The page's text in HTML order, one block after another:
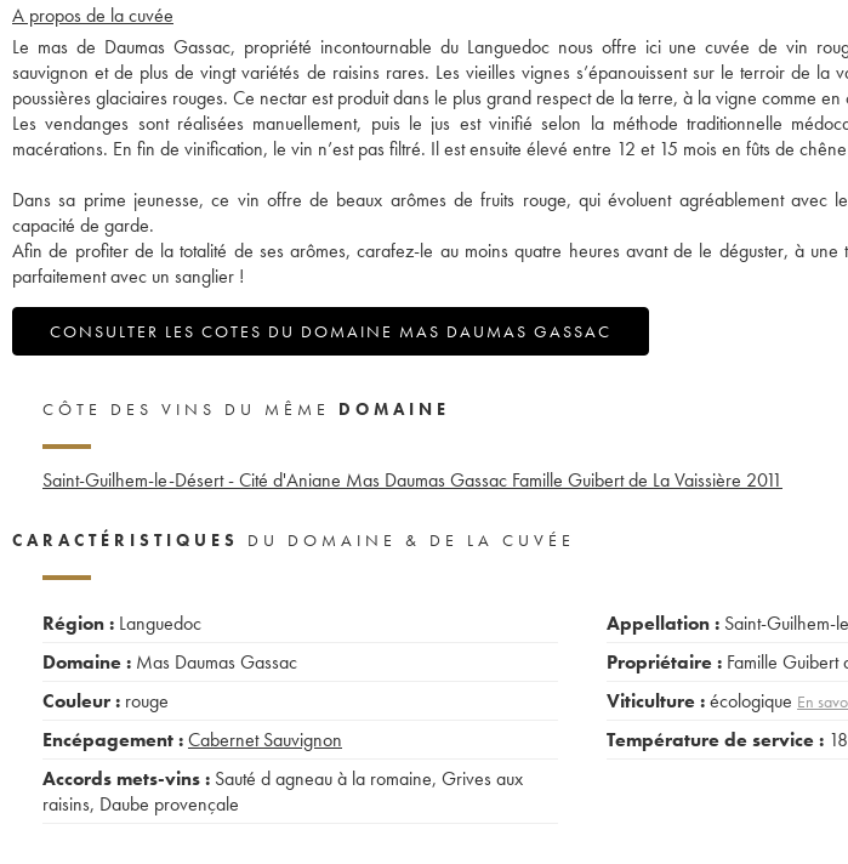
A propos de la cuvée
Le mas de Daumas Gassac, propriété incontournable du Languedoc nous offre ici une cuvée de vin
sauvignon et de plus de vingt variétés de raisins rares. Les vieilles vignes s’épanouissent sur le terroir de la
poussières glaciaires rouges. Ce nectar est produit dans le plus grand respect de la terre, à la vigne comme en
Les vendanges sont réalisées manuellement, puis le jus est vinifié selon la méthode traditionnelle
macérations. En fin de vinification, le vin n’est pas filtré. Il est ensuite élevé entre 12 et 15 mois en fûts de
Dans sa prime jeunesse, ce vin offre de beaux arômes de fruits rouge, qui évoluent agréablement avec
capacité de garde.
Afin de profiter de la totalité de ses arômes, carafez-le au moins quatre heures avant de le déguster, à
parfaitement avec un sanglier !
CONSULTER LES COTES DU DOMAINE MAS DAUMAS GASSAC
CÔTE DES VINS DU MÊME DOMAINE
Saint-Guilhem-le-Désert - Cité d'Aniane Mas Daumas Gassac Famille Guibert de La Vaissière 2011
CARACTÉRISTIQUES DU DOMAINE & DE LA CUVÉE
Région : Languedoc
Domaine : Mas Daumas Gassac
Couleur : rouge
Encépagement :Cabernet Sauvignon
Accords mets-vins : Sauté d agneau à la romaine, Grives aux
raisins, Daube provençale
Appellation : Saint-Guilhem-
Propriétaire : Famille Guibert
Viticulture :écologique En
Température de service :